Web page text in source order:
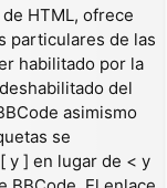
HTML, ofrece
particulares de las
habilitado por la
del
asimismo
se
y ] en lugar de < y